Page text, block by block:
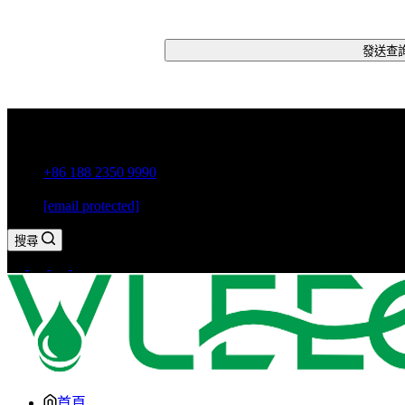
發送查
+86 188 2350 9990
[email protected]
搜尋